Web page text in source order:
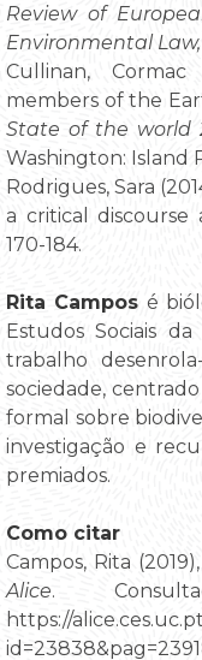
Review of
Environmental Law,
Cullinan,
members of the
State of the world
Washington: Island
Rodrigues, Sara
a critical discourse
170-184.
Rita Campos é
Estudos Sociais
trabalho
sociedade,
formal sobre
investigação e
premiados.
Como citar
Campos, Rita
Alice.
https://